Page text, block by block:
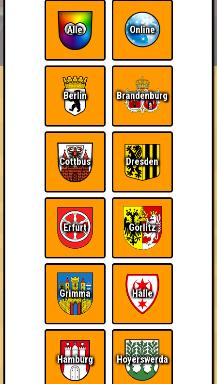
HIGHSCORE RESERVIERUNG
FAQ ÜBER UNS
The Amount of Teilnahmen is too
~ Noch nicht erreicht ~
Alle Online
Berlin Brandenburg
Cottbus Dresden
Erfurt Görlitz
Grimma Halle
Hamburg Hoyerswerda